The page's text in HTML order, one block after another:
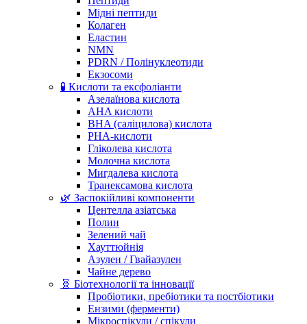
Мідні пептиди
Колаген
Еластин
NMN
PDRN / Полінуклеотиди
Екзосоми
🧪 Кислоти та ексфоліанти
Азелаїнова кислота
AHA кислоти
BHA (саліцилова) кислота
PHA-кислоти
Гліколева кислота
Молочна кислота
Мигдалева кислота
Транексамова кислота
🌿 Заспокійливі компоненти
Центелла азіатська
Полин
Зелений чай
Хауттюйнія
Азулен / Гвайазулен
Чайне дерево
🧬 Біотехнології та інновації
Пробіотики, пребіотики та постбіотики
Ензими (ферменти)
Мікроспікули / спікули